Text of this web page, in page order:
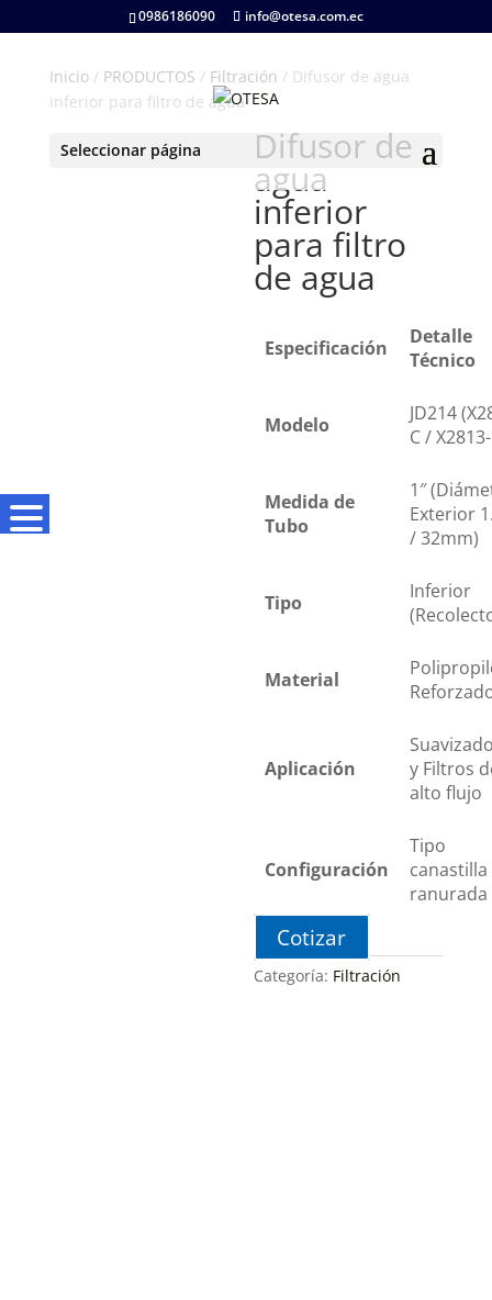
0986186090 info@otesa.com.ec
Seleccionar página
Inicio/ PRODUCTOS / Filtración / Difusor de agua
inferior para filtro de agua
Difusor de
agua
inferior
para filtro
de agua
Especificación
Detalle
Técnico
Modelo
JD214
C /
Medida de
Tubo
1″
Exterior
/ 32mm)
Tipo
Inferior
Material
Aplicación
y Filtros
alto flujo
Configuración
Tipo
canastilla
ranurada
Cotizar
Categoría: Filtración